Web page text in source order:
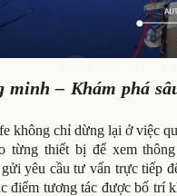
minh – Khám phá
không chỉ dừng lại ở việc
từng thiết bị để xem
yêu cầu tư vấn trực tiếp
điểm tương tác được bố trí